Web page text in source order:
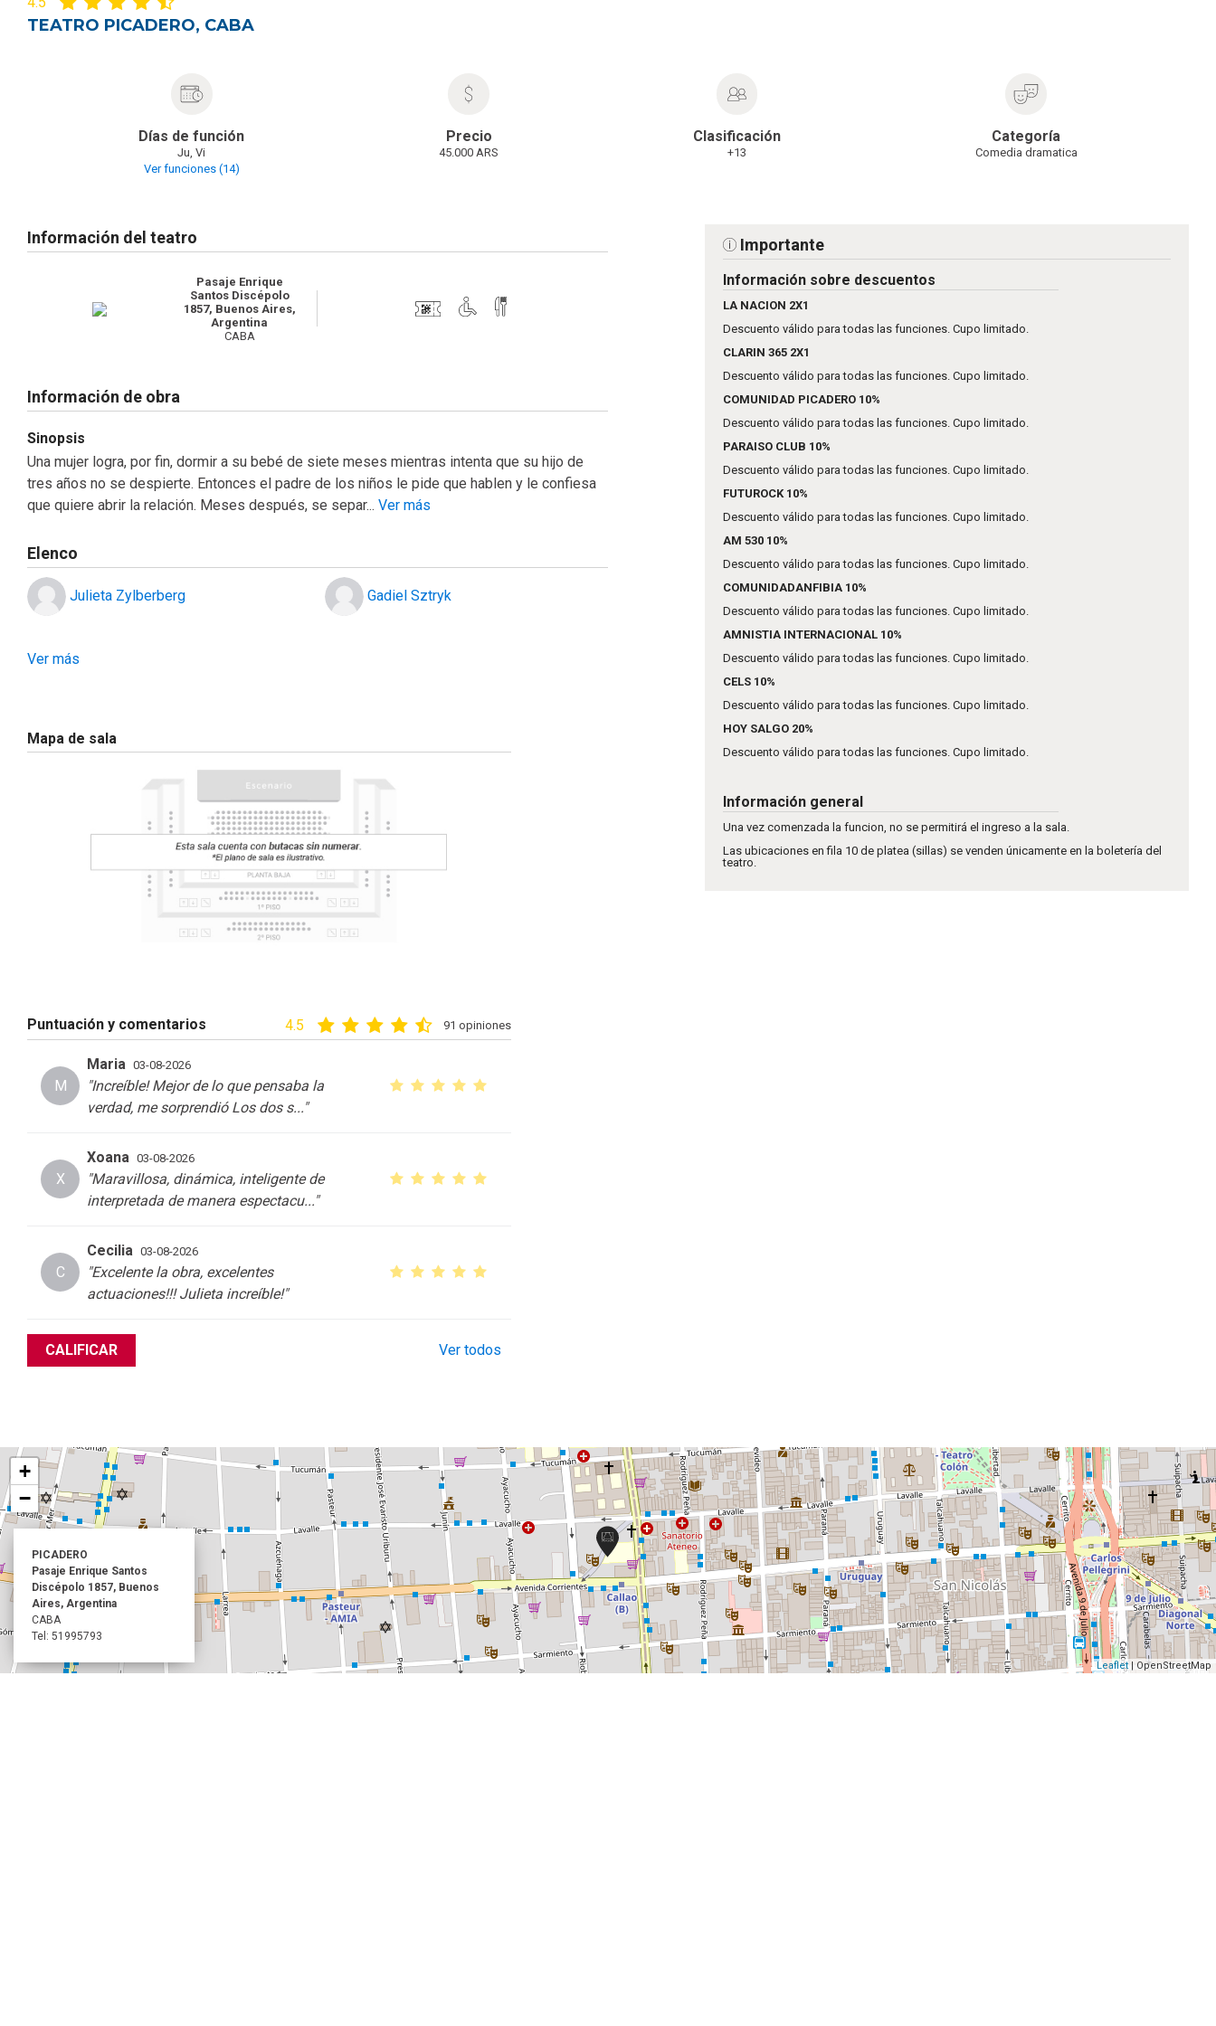
TEATRO PICADERO, CABA
Clasificación
+13
Días de función
Ju, Vi
Ver funciones (14)
Precio
45.000 ARS
Categoría
Comedia dramatica
Información del teatro
Pasaje Enrique
Santos Discépolo
1857, Buenos Aires,
Argentina
CABA
Importante
Información sobre descuentos
LA NACION 2X1
Descuento válido para todas las funciones. Cupo limitado.
CLARIN 365 2X1
Descuento válido para todas las funciones. Cupo limitado.
COMUNIDAD PICADERO 10%
Descuento válido para todas las funciones. Cupo limitado.
PARAISO CLUB 10%
Descuento válido para todas las funciones. Cupo limitado.
FUTUROCK 10%
Descuento válido para todas las funciones. Cupo limitado.
AM 530 10%
Descuento válido para todas las funciones. Cupo limitado.
COMUNIDADANFIBIA 10%
Descuento válido para todas las funciones. Cupo limitado.
AMNISTIA INTERNACIONAL 10%
Descuento válido para todas las funciones. Cupo limitado.
CELS 10%
Descuento válido para todas las funciones. Cupo limitado.
HOY SALGO 20%
Descuento válido para todas las funciones. Cupo limitado.
Información general
Una vez comenzada la funcion, no se permitirá el ingreso a la sala.
Las ubicaciones en fila 10 de platea (sillas) se venden únicamente en la boletería del
teatro.
Información de obra
Sinopsis
Una mujer logra, por fin, dormir a su bebé de siete meses mientras intenta que su hijo de
tres años no se despierte. Entonces el padre de los niños le pide que hablen y le confiesa
que quiere abrir la relación. Meses después, se separ... Ver más
Elenco
Julieta Zylberberg Gadiel Sztryk
Ver más
Mapa de sala
Puntuación y comentarios 4.5 91 opiniones
M
Maria 03-08-2026
"Increíble! Mejor de lo que pensaba la
verdad, me sorprendió Los dos s..."
X
Xoana 03-08-2026
"Maravillosa, dinámica, inteligente de
interpretada de manera espectacu..."
C
Cecilia 03-08-2026
"Excelente la obra, excelentes
actuaciones!!! Julieta increíble!"
CALIFICAR Ver todos
PICADERO
Pasaje Enrique Santos
Discépolo 1857, Buenos
Aires, Argentina
CABA
Tel: 51995793
+
−
Leaflet| OpenStreetMap